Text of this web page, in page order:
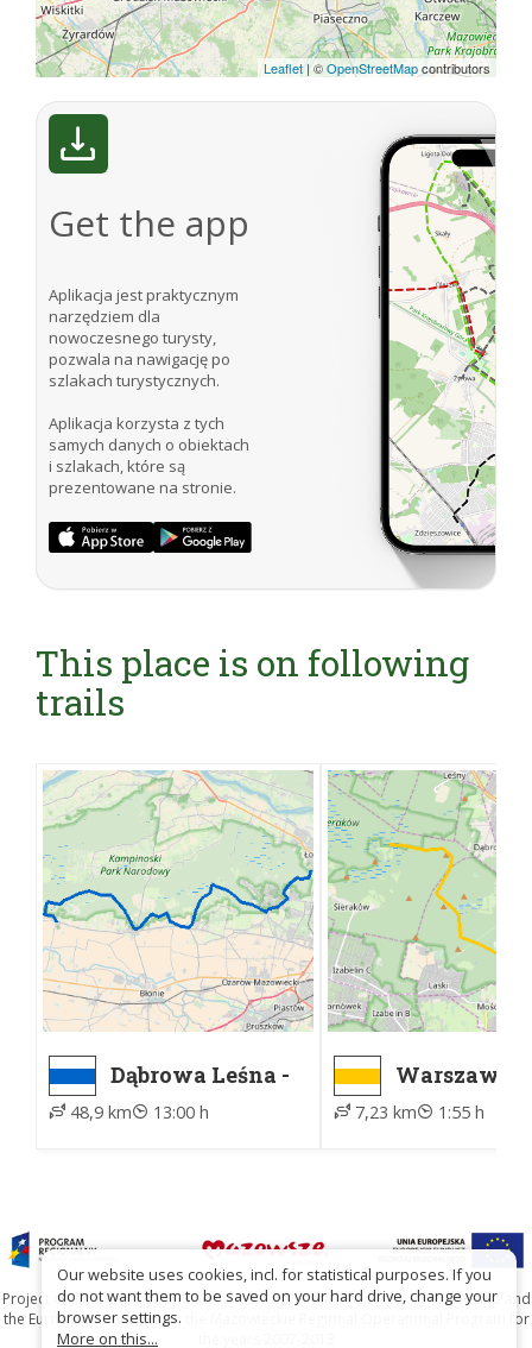
Leaflet |©OpenStreetMapcontributors
Get the app
Aplikacja jest praktycznym
narzędziem dla
nowoczesnego turysty,
pozwala na nawigację po
szlakach turystycznych.
Aplikacja korzysta z tych
samych danych o obiektach
i szlakach, które są
prezentowane na stronie.
This place is on following
trails
Dąbrowa Leśna -
Kampinos, ZTM
48,9 km 13:00 h
Warszawa,
Cmentarz
Północny,
7,23 km 1:55 h
Project co-financed by the Marshal's Office of the Mazowieckie Voivodship and
the European Union under the Mazowieckie Regional Operational Program for
Our website uses cookies, incl. for statistical purposes. If you
do not want them to be saved on your hard drive, change your
browser settings.
More on this...